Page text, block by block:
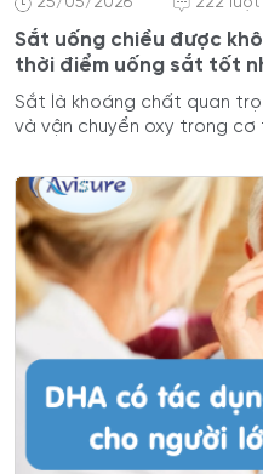
Sắt uống chiều được
thời điểm uống sắt tốt
Sắt là khoáng chất quan
và vận chuyển oxy trong cơ